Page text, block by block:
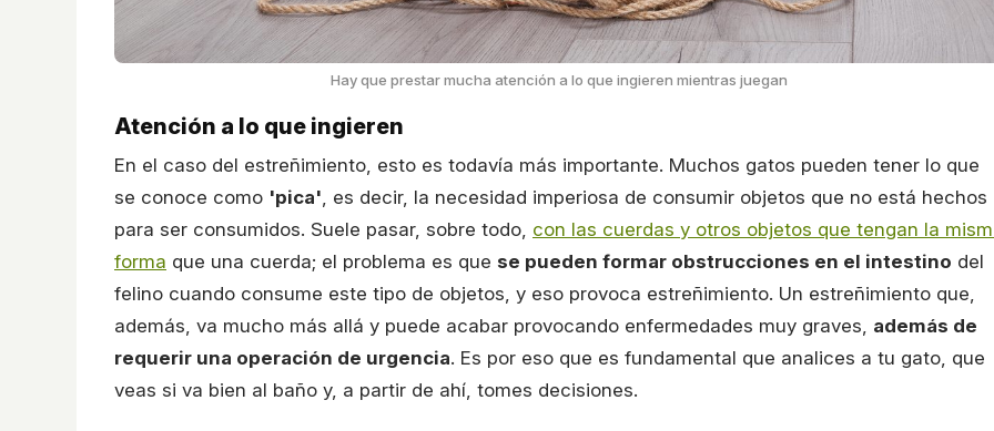
Hay que prestar mucha atención a lo que ingieren mientras juegan
Atención a lo que ingieren
En el caso del estreñimiento, esto es todavía más importante. Muchos gatos pueden tener lo que
se conoce como 'pica', es decir, la necesidad imperiosa de consumir objetos que no está hechos
para ser consumidos. Suele pasar, sobre todo, con las cuerdas y otros objetos que tengan la
forma que una cuerda; el problema es que se pueden formar obstrucciones en el intestino del
felino cuando consume este tipo de objetos, y eso provoca estreñimiento. Un estreñimiento que,
además, va mucho más allá y puede acabar provocando enfermedades muy graves, además de
requerir una operación de urgencia. Es por eso que es fundamental que analices a tu gato, que
veas si va bien al baño y, a partir de ahí, tomes decisiones.